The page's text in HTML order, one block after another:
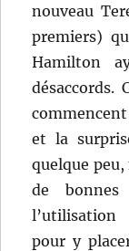
nouveau
premiers)
Hamilton
désaccords.
et la
quelque peu,
de
l’utilisation
pour y